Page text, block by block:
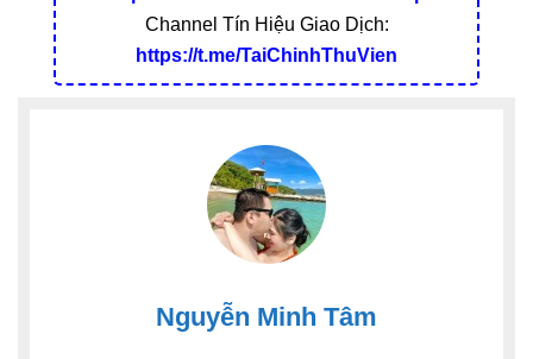
Channel Tín Hiệu Giao Dịch:
https://t.me/TaiChinhThuVien
Nguyễn Minh Tâm